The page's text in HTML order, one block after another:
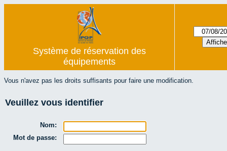
Système de réservation des
équipements
Vous n'avez pas les droits suffisants pour faire une modification.
Veuillez vous identifier
Nom:
Mot de passe: